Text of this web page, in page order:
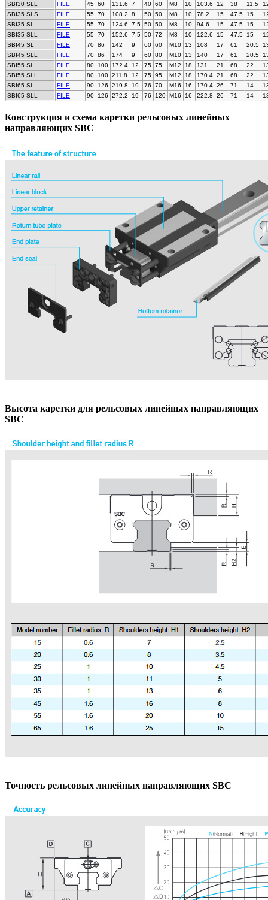
SBI30 SLL FILE 45 60 131.6 7 40 60 M8 10 103.6 12 38 11.5
SBI35 SLS
FILE 55 70 108.2 8 50 50 M8 10 78.2 15 47.5 15
SBI35 SL
FILE 55 70 124.6 7.5 50 50 M8 10 94.6 15 47.5 15
SBI35 SLL
FILE 55 70 152.6 7.5 50 72 M8 10 122.6 15 47.5 15
SBI45 SL
FILE 70 86 142 9 60 60 M10 13 108 17 61 20.5
SBI45 SLL
FILE 70 86 174 9 60 80 M10 13 140 17 61 20.5
SBI55 SL
FILE 80 100 172.4 12 75 75 M12 18 131 21 68 22
SBI55 SLL
FILE 80 100 211.8 12 75 95 M12 18 170.4 21 68 22
SBI65 SL
FILE 90 126 219.8 19 76 70 M16 16 170.4 26 71 14
SBI65 SLL
FILE 90 126 272.2 19 76 120 M16 16 222.8 26 71 14
Конструкция и схема каретки рельсовых линейных
направляющих SBC
Высота каретки для рельсовых линейных направляющих
SBC
Точность рельсовых линейных направляющих SBC